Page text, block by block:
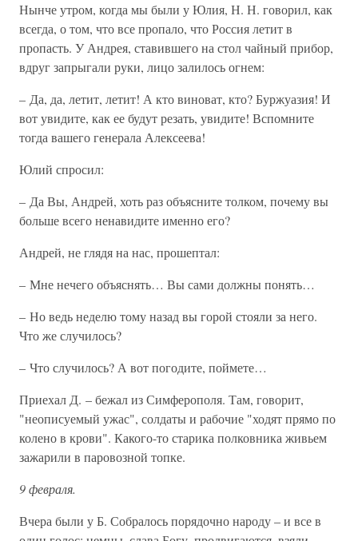
Нынче утром, когда мы были у Юлия, Н. Н. говорил, как
всегда, о том, что все пропало, что Россия летит в
пропасть. У Андрея, ставившего на стол чайный прибор,
вдруг запрыгали руки, лицо залилось огнем:
– Да, да, летит, летит! А кто виноват, кто? Буржуазия! И
вот увидите, как ее будут резать, увидите! Вспомните
тогда вашего генерала Алексеева!
Юлий спросил:
– Да Вы, Андрей, хоть раз объясните толком, почему вы
больше всего ненавидите именно его?
Андрей, не глядя на нас, прошептал:
– Мне нечего объяснять… Вы сами должны понять…
– Но ведь неделю тому назад вы горой стояли за него.
Что же случилось?
– Что случилось? А вот погодите, поймете…
Приехал Д. – бежал из Симферополя. Там, говорит,
"неописуемый ужас", солдаты и рабочие "ходят прямо по
колено в крови". Какого-то старика полковника живьем
зажарили в паровозной топке.
9 февраля.
Вчера были у Б. Собралось порядочно народу – и все в